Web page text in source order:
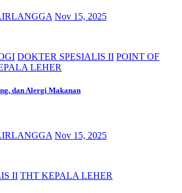
Nov 15, 2025
DOKTER SPESIALIS II POINT OF
LEHER
dan Alergi Makanan
Nov 15, 2025
II THT KEPALA LEHER